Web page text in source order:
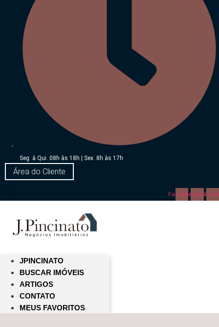
Seg. à Qui. 08h às 18h | Sex. 8h às 17h
Área do Cliente
FacebookInstagram
JPINCINATO
BUSCAR IMÓVEIS
ARTIGOS
CONTATO
MEUS FAVORITOS